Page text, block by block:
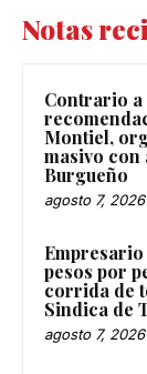
Notas
Contrario a
Montiel,
masivo
Burgueño
agosto 7, 2026
pesos por
corrida de
Sindica de
agosto 7, 2026